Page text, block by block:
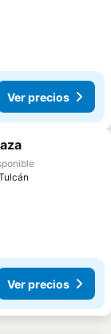
Ver precios
Ver precios